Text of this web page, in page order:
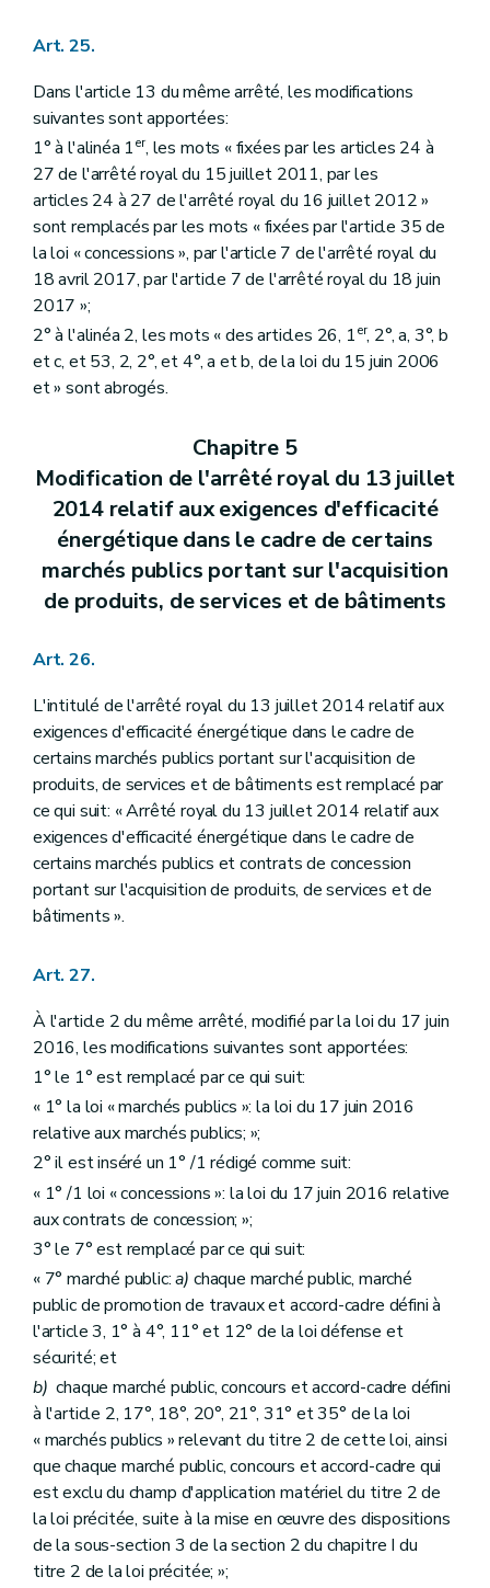
Art. 25.
Dans l'article 13 du même arrêté, les modifications
suivantes sont apportées:
1° à l'alinéa 1er, les mots « fixées par les articles 24 à
27 de l'arrêté royal du 15 juillet 2011, par les
articles 24 à 27 de l'arrêté royal du 16 juillet 2012 »
sont remplacés par les mots « fixées par l'article 35 de
la loi « concessions », par l'article 7 de l'arrêté royal du
18 avril 2017, par l'article 7 de l'arrêté royal du 18 juin
2017 »;
2° à l'alinéa 2, les mots « des articles 26, 1er, 2°, a, 3°, b
et c, et 53, 2, 2°, et 4°, a et b, de la loi du 15 juin 2006
et » sont abrogés.
Chapitre 5
Modification de l'arrêté royal du 13 juillet
2014 relatif aux exigences d'efficacité
énergétique dans le cadre de certains
marchés publics portant sur l'acquisition
de produits, de services et de bâtiments
Art. 26.
L'intitulé de l'arrêté royal du 13 juillet 2014 relatif aux
exigences d'efficacité énergétique dans le cadre de
certains marchés publics portant sur l'acquisition de
produits, de services et de bâtiments est remplacé par
ce qui suit: « Arrêté royal du 13 juillet 2014 relatif aux
exigences d'efficacité énergétique dans le cadre de
certains marchés publics et contrats de concession
portant sur l'acquisition de produits, de services et de
bâtiments ».
Art. 27.
À l'article 2 du même arrêté, modifié par la loi du 17 juin
2016, les modifications suivantes sont apportées:
1° le 1° est remplacé par ce qui suit:
« 1° la loi « marchés publics »: la loi du 17 juin 2016
relative aux marchés publics; »;
2° il est inséré un 1° /1 rédigé comme suit:
« 1° /1 loi « concessions »: la loi du 17 juin 2016 relative
aux contrats de concession; »;
3° le 7° est remplacé par ce qui suit:
« 7° marché public:a) chaque marché public, marché
public de promotion de travaux et accord-cadre défini à
l'article 3, 1° à 4°, 11° et 12° de la loi défense et
sécurité; et
b) chaque marché public, concours et accord-cadre défini
à l'article 2, 17°, 18°, 20°, 21°, 31° et 35° de la loi
« marchés publics » relevant du titre 2 de cette loi, ainsi
que chaque marché public, concours et accord-cadre qui
est exclu du champ d'application matériel du titre 2 de
la loi précitée, suite à la mise en œuvre des dispositions
de la sous-section 3 de la section 2 du chapitre I du
titre 2 de la loi précitée; »;